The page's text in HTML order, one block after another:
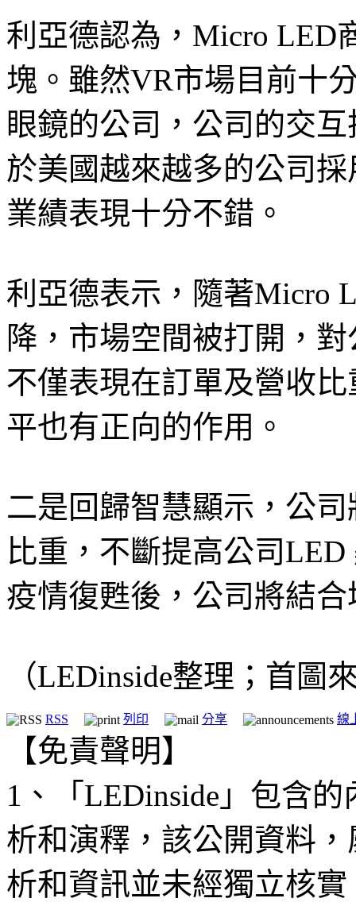
利亞德認為，Micro LED
塊。雖然VR市場目前十
眼鏡的公司，公司的交
於美國越來越多的公司
業績表現十分不錯。
利亞德表示，隨著Micro
降，市場空間被打開，
不僅表現在訂單及營收
平也有正向的作用。
二是回歸智慧顯示，公
比重，不斷提高公司
疫情復甦後，公司將結
（LEDinside整理；首圖
RSS 列印 分享 線
【免責聲明】
1、「LEDinside」包含
析和演釋，該公開資料
析和資訊並未經獨立核